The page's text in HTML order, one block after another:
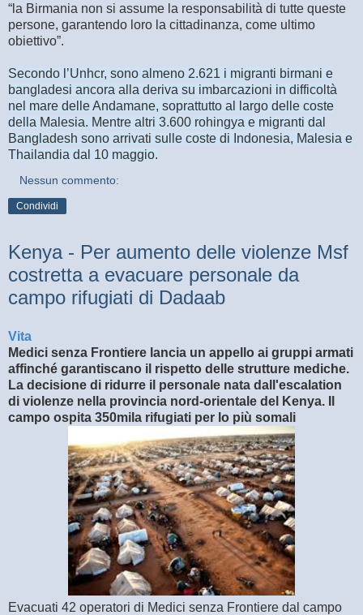
“la Birmania non si assume la responsabilità di tutte queste
persone, garantendo loro la cittadinanza, come ultimo
obiettivo”.
Secondo l’Unhcr, sono almeno 2.621 i migranti birmani e
bangladesi ancora alla deriva su imbarcazioni in difficoltà
nel mare delle Andamane, soprattutto al largo delle coste
della Malesia. Mentre altri 3.600 rohingya e migranti dal
Bangladesh sono arrivati sulle coste di Indonesia, Malesia e
Thailandia dal 10 maggio.
Nessun commento:
Condividi
Kenya - Per aumento delle violenze Msf
costretta a evacuare personale da
campo rifugiati di Dadaab
Vita
Medici senza Frontiere lancia un appello ai gruppi armati
affinché garantiscano il rispetto delle strutture mediche.
La decisione di ridurre il personale nata dall'escalation
di violenze nella provincia nord-orientale del Kenya. Il
campo ospita 350mila rifugiati per lo più somali
Evacuati 42 operatori di Medici senza Frontiere dal campo